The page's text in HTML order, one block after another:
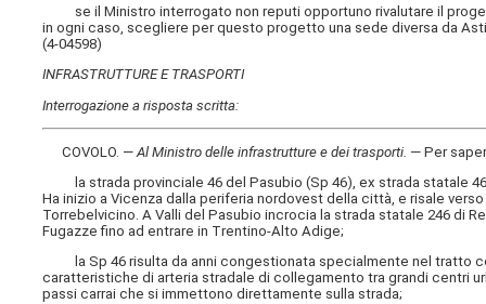
se il Ministro interrogato non reputi opportuno rivalutare il
in ogni caso, scegliere per questo progetto una sede diversa da
(4-04598)
INFRASTRUTTURE E TRASPORTI
Interrogazione a risposta scritta:
COVOLO. —Al Ministro delle infrastrutture e dei trasporti. — Per
la strada provinciale 46 del Pasubio (Sp 46), ex strada statale
Ha inizio a Vicenza dalla periferia nordovest della città, e risale
Torrebelvicino. A Valli del Pasubio incrocia la strada statale 246 di
Fugazze fino ad entrare in Trentino-Alto Adige;
la Sp 46 risulta da anni congestionata specialmente nel tratto
caratteristiche di arteria stradale di collegamento tra grandi centri
passi carrai che si immettono direttamente sulla strada;